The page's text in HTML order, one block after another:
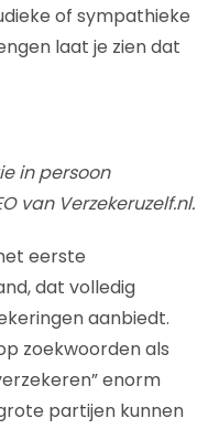
of sympathieke
laat je zien dat
in persoon
van Verzekeruzelf.nl.
eerste
dat volledig
aanbiedt.
zoekwoorden als
enorm
partijen kunnen